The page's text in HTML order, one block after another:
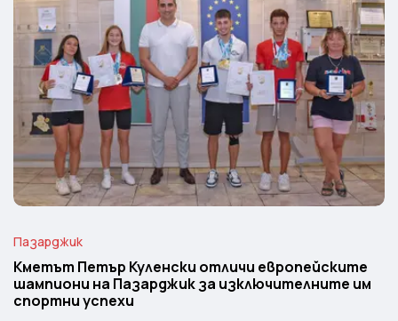
Пазарджик
Кметът Петър Куленски отличи европейските
шампиони на Пазарджик за изключителните им
спортни успехи